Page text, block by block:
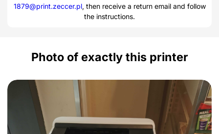
1879@print.zeccer.pl, then receive a return email and follow
the instructions.
Photo of exactly this printer